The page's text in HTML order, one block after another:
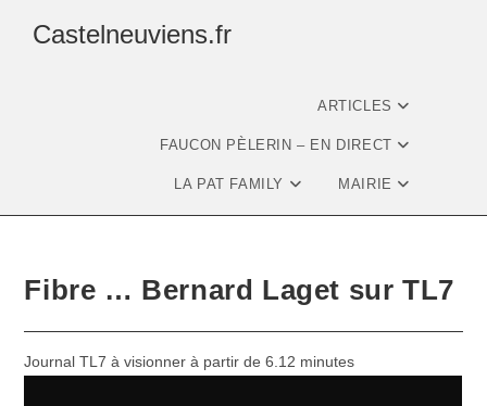
Castelneuviens.fr
ARTICLES
FAUCON PÈLERIN – EN DIRECT
LA PAT FAMILY MAIRIE
Fibre … Bernard Laget sur TL7
Journal TL7 à visionner à partir de 6.12 minutes